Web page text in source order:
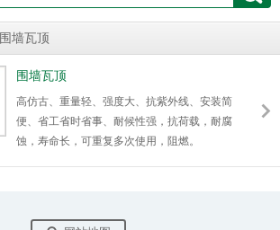
围墙瓦顶
围墙瓦顶
高仿古、重量轻、强度大、抗紫外线、安装简
便、省工省时省事、耐候性强，抗荷载，耐腐
蚀，寿命长，可重复多次使用，阻燃。